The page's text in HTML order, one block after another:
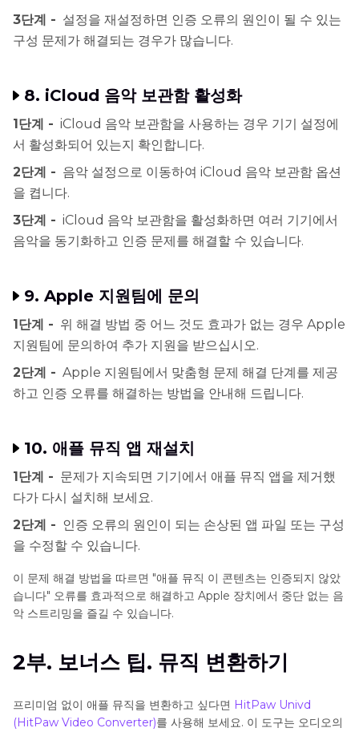
3단계 - 설정을 재설정하면 인증 오류의 원인이 될 수 있는
구성 문제가 해결되는 경우가 많습니다.
8. iCloud 음악 보관함 활성화
1단계 - iCloud 음악 보관함을 사용하는 경우 기기 설정에
서 활성화되어 있는지 확인합니다.
2단계 - 음악 설정으로 이동하여 iCloud 음악 보관함 옵션
을 켭니다.
3단계 - iCloud 음악 보관함을 활성화하면 여러 기기에서
음악을 동기화하고 인증 문제를 해결할 수 있습니다.
9. Apple 지원팀에 문의
1단계 - 위 해결 방법 중 어느 것도 효과가 없는 경우 Apple
지원팀에 문의하여 추가 지원을 받으십시오.
2단계 - Apple 지원팀에서 맞춤형 문제 해결 단계를 제공
하고 인증 오류를 해결하는 방법을 안내해 드립니다.
10. 애플 뮤직 앱 재설치
1단계 - 문제가 지속되면 기기에서 애플 뮤직 앱을 제거했
다가 다시 설치해 보세요.
2단계 - 인증 오류의 원인이 되는 손상된 앱 파일 또는 구성
을 수정할 수 있습니다.
이 문제 해결 방법을 따르면 "애플 뮤직 이 콘텐츠는 인증되지 않았
습니다" 오류를 효과적으로 해결하고 Apple 장치에서 중단 없는 음
악 스트리밍을 즐길 수 있습니다.
2부. 보너스 팁. 뮤직 변환하기
프리미엄 없이 애플 뮤직을 변환하고 싶다면 HitPaw Univd
(HitPaw Video Converter)를 사용해 보세요. 이 도구는 오디오의